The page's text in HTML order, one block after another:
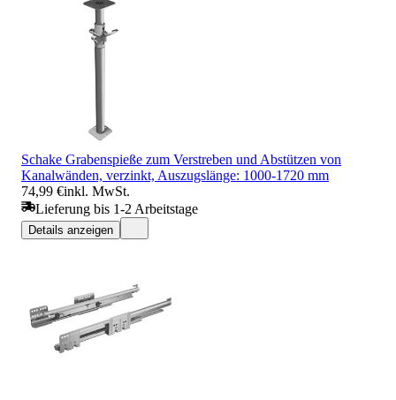
Schake Grabenspieße zum Verstreben und Abstützen von
Kanalwänden, verzinkt, Auszugslänge: 1000-1720 mm
74,99 €inkl. MwSt.
Lieferung bis 1-2 Arbeitstage
Details anzeigen